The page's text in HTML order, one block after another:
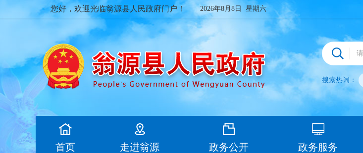
您好，欢迎光临翁源县人民政府门户！ 2026年8月8日 星期六
搜索热词：
首页 走进翁源 政务公开 政务服务